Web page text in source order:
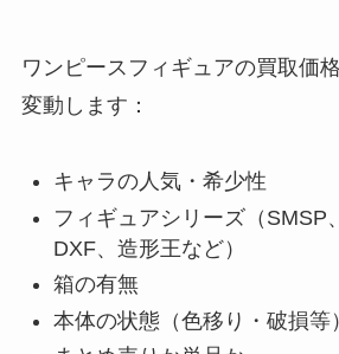
ワンピースフィギュアの買取価
変動します：
キャラの人気・希少性
フィギュアシリーズ（SMSP
DXF、造形王など）
箱の有無
本体の状態（色移り・破損等）